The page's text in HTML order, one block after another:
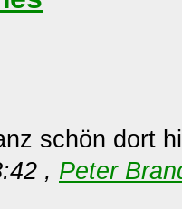
schön dort
, Peter